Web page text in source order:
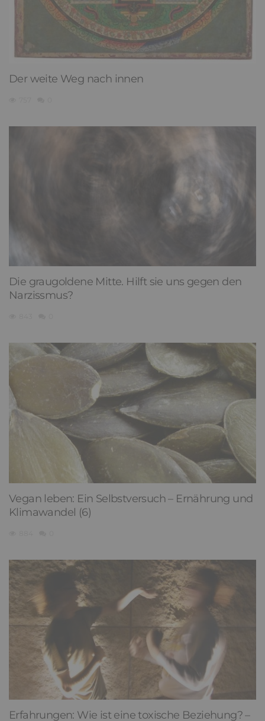
Der weite Weg nach innen
Die graugoldene Mitte. Hilft sie uns gegen den
Narzissmus?
Vegan leben: Ein Selbstversuch – Ernährung und
Klimawandel (6)
Erfahrungen: Wie ist eine toxische Beziehung? –